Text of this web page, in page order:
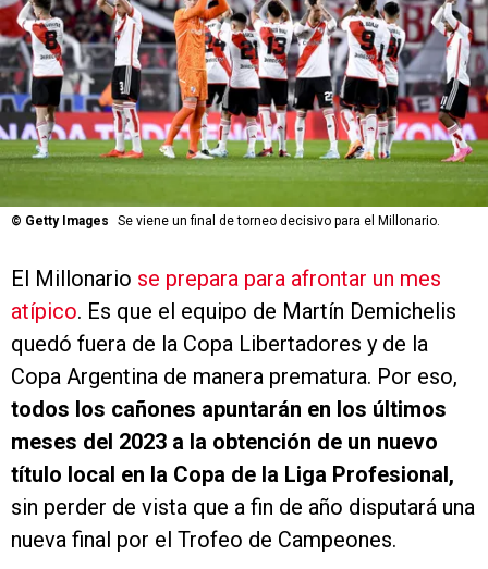
© Getty Images Se viene un final de torneo decisivo para el Millonario.
El Millonario se prepara para afrontar un mes
atípico. Es que el equipo de Martín Demichelis
quedó fuera de la Copa Libertadores y de la
Copa Argentina de manera prematura. Por eso,
todos los cañones apuntarán en los últimos
meses del 2023 a la obtención de un nuevo
título local en la Copa de la Liga Profesional,
sin perder de vista que a fin de año disputará una
nueva final por el Trofeo de Campeones.